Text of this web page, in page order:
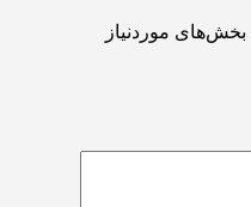
بخش‌های موردنیاز